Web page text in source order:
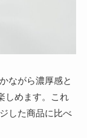
ながら濃厚感と
しめます。これ
した商品に比べ